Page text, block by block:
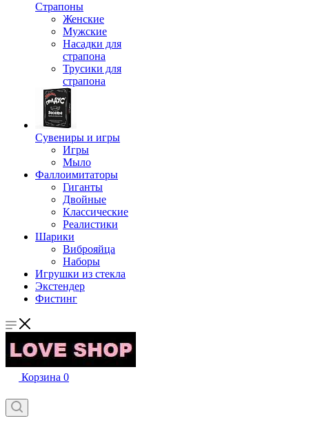
Страпоны
Женские
Мужские
Насадки для
страпона
Трусики для
страпона
Сувениры и игры
Игры
Мыло
Фаллоимитаторы
Гиганты
Двойные
Классические
Реалистики
Шарики
Виброяйца
Наборы
Игрушки из стекла
Экстендер
Фистинг
Корзина 0